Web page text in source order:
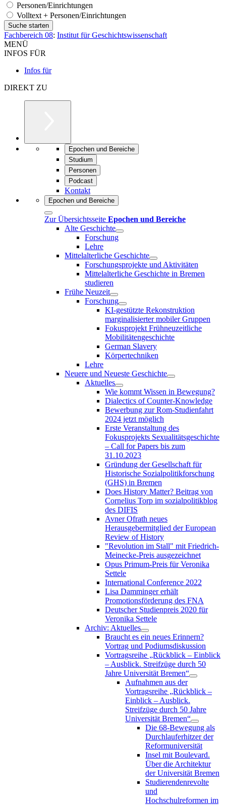
Personen/Einrichtungen
Volltext + Personen/Einrichtungen
Fachbereich 08: Institut für Geschichtswissenschaft
MENÜ
INFOS FÜR
Infos für
DIREKT ZU
Epochen und Bereiche
Studium
Personen
Podcast
Kontakt
Epochen und Bereiche
Zur Übersichtsseite Epochen und Bereiche
Alte Geschichte
Forschung
Lehre
Mittelalterliche Geschichte
Forschungsprojekte und Aktivitäten
Mittelalterliche Geschichte in Bremen
studieren
Frühe Neuzeit
Forschung
KI-gestützte Rekonstruktion
marginalisierter mobiler Gruppen
Fokusprojekt Frühneuzeitliche
Mobilitätengeschichte
German Slavery
Körpertechniken
Lehre
Neuere und Neueste Geschichte
Aktuelles
Wie kommt Wissen in Bewegung?
Dialectics of Counter-Knowledge
Bewerbung zur Rom-Studienfahrt
2024 jetzt möglich
Erste Veranstaltung des
Fokusprojekts Sexualitätsgeschichte
– Call for Papers bis zum
31.10.2023
Gründung der Gesellschaft für
Historische Sozialpolitikforschung
(GHS) in Bremen
Does History Matter? Beitrag von
Cornelius Torp im sozialpolitikblog
des DIFIS
Avner Ofrath neues
Herausgebermitglied der European
Review of History
"Revolution im Stall" mit Friedrich-
Meinecke-Preis ausgezeichnet
Opus Primum-Preis für Veronika
Settele
International Conference 2022
Lisa Damminger erhält
Promotionsförderung des FNA
Deutscher Studienpreis 2020 für
Veronika Settele
Archiv: Aktuelles
Braucht es ein neues Erinnern?
Vortrag und Podiumsdiskussion
Vortragsreihe „Rückblick – Einblick
– Ausblick. Streifzüge durch 50
Jahre Universität Bremen“
Aufnahmen aus der
Vortragsreihe „Rückblick –
Einblick – Ausblick.
Streifzüge durch 50 Jahre
Universität Bremen“
Die 68-Bewegung als
Durchlauferhitzer der
Reformuniversität
Insel mit Boulevard.
Über die Architektur
der Universität Bremen
Studierendenrevolte
und
Hochschulreformen im